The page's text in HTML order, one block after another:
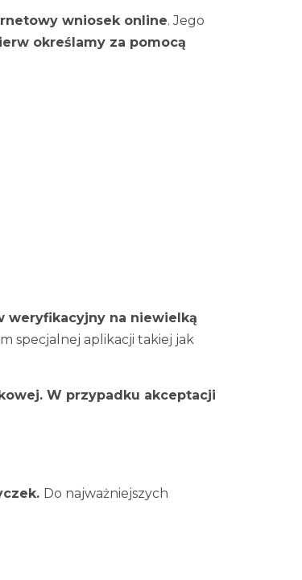
wniosek online. Jego
określamy za pomocą
weryfikacyjny na niewielką
specjalnej aplikacji takiej jak
W przypadku akceptacji
Do najważniejszych